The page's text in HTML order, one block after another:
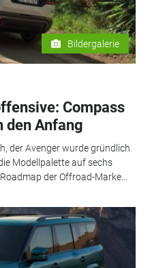
Bildergalerie
Compass
den Anfang
der Avenger wurde gründlich
Modellpalette auf sechs
der Offroad-Marke...